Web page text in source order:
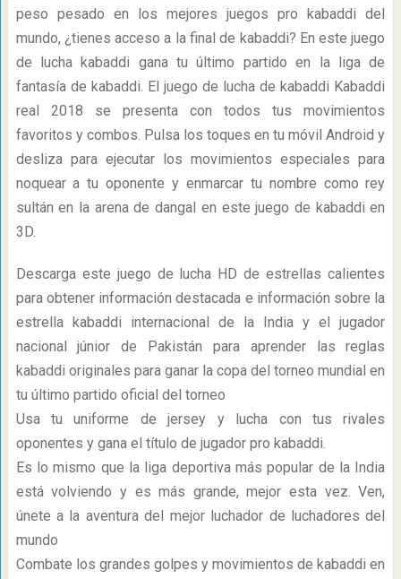
peso pesado en los mejores juegos pro kabaddi del
mundo, ¿tienes acceso a la final de kabaddi? En este juego
de lucha kabaddi gana tu último partido en la liga de
fantasía de kabaddi. El juego de lucha de kabaddi Kabaddi
real 2018 se presenta con todos tus movimientos
favoritos y combos. Pulsa los toques en tu móvil Android y
desliza para ejecutar los movimientos especiales para
noquear a tu oponente y enmarcar tu nombre como rey
sultán en la arena de dangal en este juego de kabaddi en
3D.
Descarga este juego de lucha HD de estrellas calientes
para obtener información destacada e información sobre la
estrella kabaddi internacional de la India y el jugador
nacional júnior de Pakistán para aprender las reglas
kabaddi originales para ganar la copa del torneo mundial en
tu último partido oficial del torneo
Usa tu uniforme de jersey y lucha con tus rivales
oponentes y gana el título de jugador pro kabaddi.
Es lo mismo que la liga deportiva más popular de la India
está volviendo y es más grande, mejor esta vez. Ven,
únete a la aventura del mejor luchador de luchadores del
mundo
Combate los grandes golpes y movimientos de kabaddi en